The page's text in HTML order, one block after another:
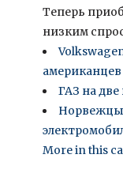
Теперь
низким
американцев
ГАЗ на
Норвежцы
More in this